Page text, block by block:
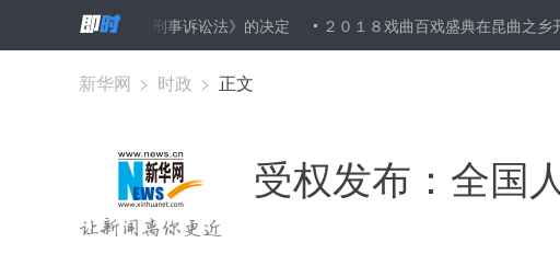
民共和国刑事诉讼法》的决定 ２０１８戏曲百戏盛典在昆曲之乡开幕 １２
新华网 > 时政 > 正文
受权发布：全国